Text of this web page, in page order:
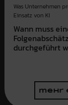
Was Unternehmen
Einsatz von KI
Wann muss
durchgeführt
mehr